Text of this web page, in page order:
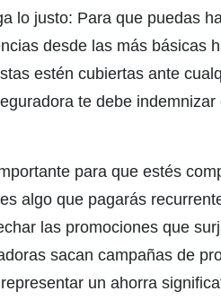
lo justo: Para que puedas
desde las más básicas
estén cubiertas ante
te debe
para que estés
algo que pagarás
las promociones que
sacan campañas de
un ahorra